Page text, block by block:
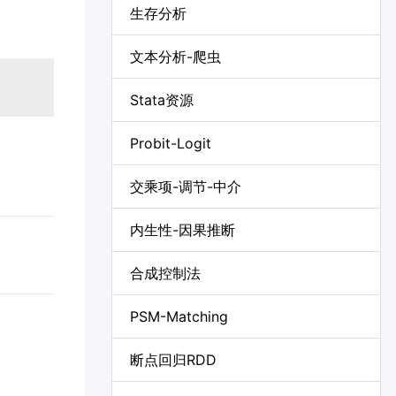
生存分析
文本分析-爬虫
Stata资源
Probit-Logit
交乘项-调节-中介
内生性-因果推断
合成控制法
PSM-Matching
断点回归RDD